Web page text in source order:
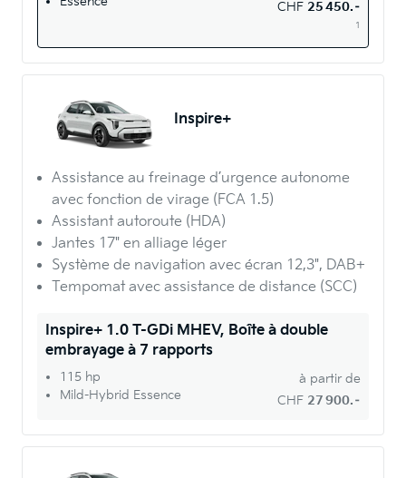
CHF 25 450.–
1
Inspire+
Assistance au freinage d’urgence autonome
avec fonction de virage (FCA 1.5)
Assistant autoroute (HDA)
Jantes 17" en alliage léger
Système de navigation avec écran 12,3", DAB+
Tempomat avec assistance de distance (SCC)
Inspire+ 1.0 T-GDi MHEV, Boîte à double
embrayage à 7 rapports
115 hp
Mild-Hybrid Essence
à partir de
CHF 27 900.–